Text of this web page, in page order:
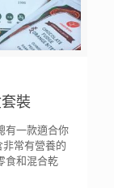
裝
有一款適合你
常有營養的
食和混合乾